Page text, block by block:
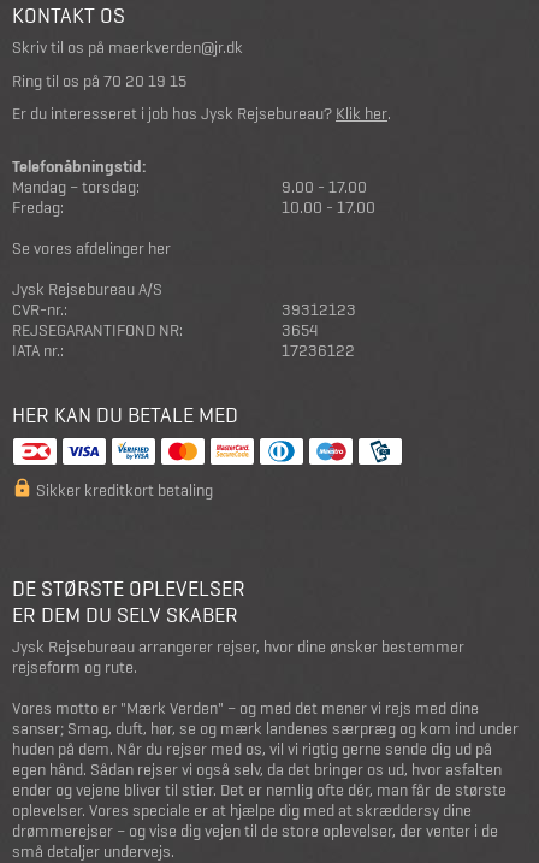
KONTAKT OS
Skriv til os på maerkverden@jr.dk
Ring til os på 70 20 19 15
Er du interesseret i job hos Jysk Rejsebureau? Klik her.
Telefonåbningstid:
Mandag – torsdag:
9.00 - 17.00
Fredag:
10.00 - 17.00
Se vores afdelinger her
Jysk Rejsebureau A/S
CVR-nr.:
39312123
REJSEGARANTIFOND NR:
3654
IATA nr.:
17236122
HER KAN DU BETALE MED
Sikker kreditkort betaling
DE STØRSTE OPLEVELSER
ER DEM DU SELV SKABER
Jysk Rejsebureau arrangerer rejser, hvor dine ønsker bestemmer
rejseform og rute.
Vores motto er "Mærk Verden" – og med det mener vi rejs med dine
sanser; Smag, duft, hør, se og mærk landenes særpræg og kom ind under
huden på dem. Når du rejser med os, vil vi rigtig gerne sende dig ud på
egen hånd. Sådan rejser vi også selv, da det bringer os ud, hvor asfalten
ender og vejene bliver til stier. Det er nemlig ofte dér, man får de største
oplevelser. Vores speciale er at hjælpe dig med at skræddersy dine
drømmerejser – og vise dig vejen til de store oplevelser, der venter i de
små detaljer undervejs.